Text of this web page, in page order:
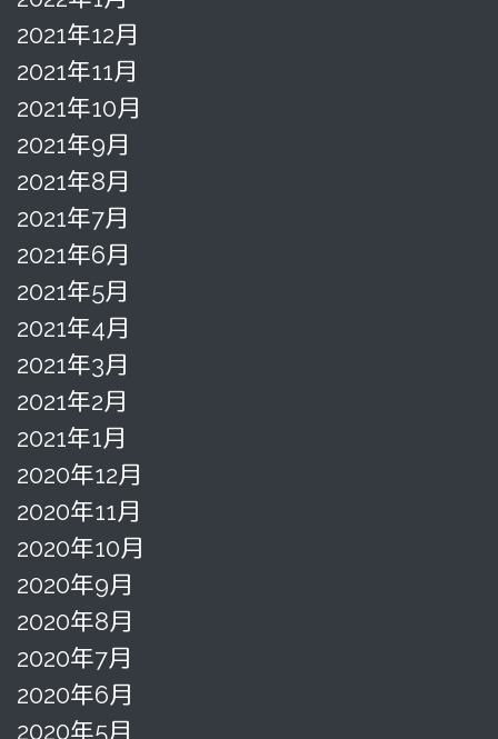
2021年12月
2021年11月
2021年10月
2021年9月
2021年8月
2021年7月
2021年6月
2021年5月
2021年4月
2021年3月
2021年2月
2021年1月
2020年12月
2020年11月
2020年10月
2020年9月
2020年8月
2020年7月
2020年6月
2020年5月